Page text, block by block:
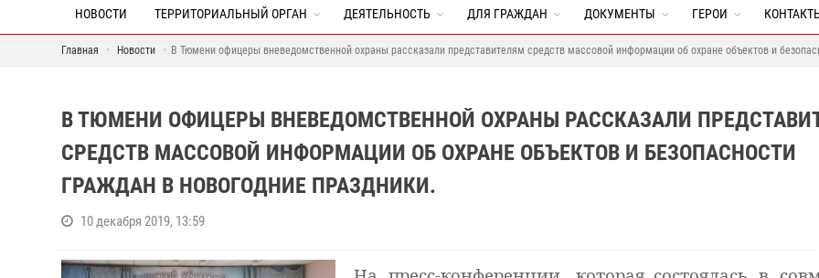
НОВОСТИ ТЕРРИТОРИАЛЬНЫЙ ОРГАН ДЕЯТЕЛЬНОСТЬ ДЛЯ ГРАЖДАН ДОКУМЕНТЫ ГЕРОИ
Главная Новости В Тюмени офицеры вневедомственной охраны рассказали представителям средств массовой информации об охране объектов и
В ТЮМЕНИ ОФИЦЕРЫ ВНЕВЕДОМСТВЕННОЙ ОХРАНЫ РАССКАЗАЛИ
СРЕДСТВ МАССОВОЙ ИНФОРМАЦИИ ОБ ОХРАНЕ ОБЪЕКТОВ И БЕЗОПАСНОСТИ
ГРАЖДАН В НОВОГОДНИЕ ПРАЗДНИКИ.
10 декабря 2019, 13:59